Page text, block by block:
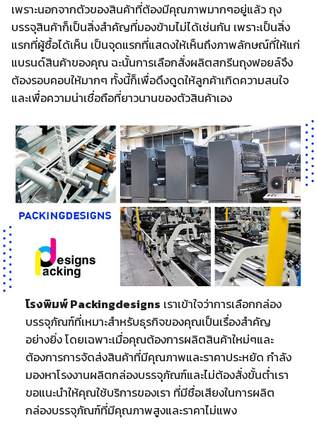
เพราะนอกจากตัวของสินค้าที่ต้องมีคุณภาพมากๆอยู่แล้ว ถุง
บรรจุสินค้าก็เป็นสิ่งสำคัญที่มองข้ามไม่ได้เช่นกัน เพราะเป็นสิ่ง
แรกที่ผู้ซื้อได้เห็น เป็นจุดแรกที่แสดงให้เห็นถึงภาพลักษณ์ที่ให้แก่
แบรนด์สินค้าของคุณ ฉะนั้นการเลือกสั่งผลิตสกรีนถุงฟอยล์จึง
ต้องรอบคอบให้มากๆ ทั้งนี้ก็เพื่อดึงดูดให้ลูกค้าเกิดความสนใจ
และเพื่อความน่าเชื่อถือที่ยาวนานของตัวสินค้าเอง
โรงพิมพ์ Packingdesigns เราเข้าใจว่าการเลือกกล่อง
บรรจุภัณฑ์ที่เหมาะสำหรับธุรกิจของคุณเป็นเรื่องสำคัญ
อย่างยิ่ง โดยเฉพาะเมื่อคุณต้องการผลิตสินค้าใหม่ๆและ
ต้องการการจัดส่งสินค้าที่มีคุณภาพและราคาประหยัด กำลัง
มองหาโรงงานผลิตกล่องบรรจุภัณฑ์และไม่ต้องสั่งขั้นต่ำเรา
ขอแนะนำให้คุณใช้บริการของเรา ที่มีชื่อเสียงในการผลิต
กล่องบรรจุภัณฑ์ที่มีคุณภาพสูงและราคาไม่แพง